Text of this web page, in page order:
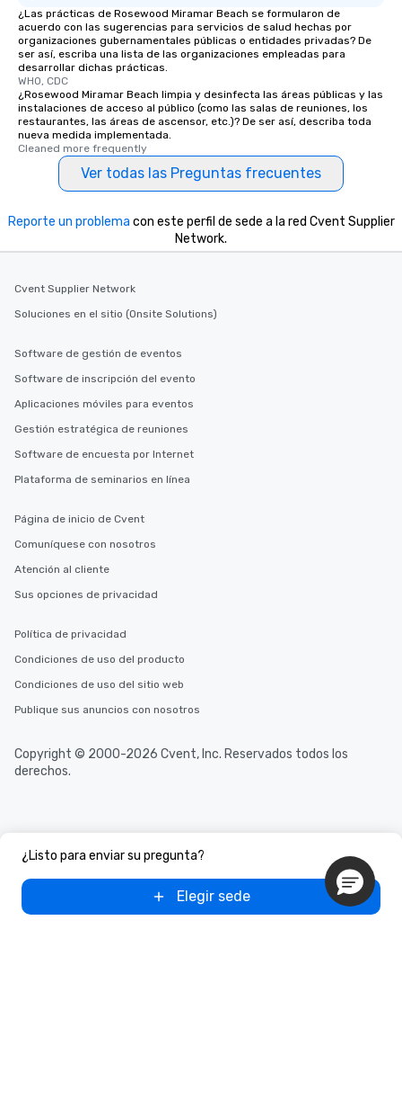
¿Las prácticas de Rosewood Miramar Beach se formularon de
acuerdo con las sugerencias para servicios de salud hechas por
organizaciones gubernamentales públicas o entidades privadas? De
ser así, escriba una lista de las organizaciones empleadas para
desarrollar dichas prácticas.
WHO, CDC
¿Rosewood Miramar Beach limpia y desinfecta las áreas públicas y las
instalaciones de acceso al público (como las salas de reuniones, los
restaurantes, las áreas de ascensor, etc.)? De ser así, describa toda
nueva medida implementada.
Cleaned more frequently
Ver todas las Preguntas frecuentes
¿Listo para enviar su pregunta?
Elegir sede
Reporte un problema con este perfil de sede a la red Cvent Supplier
Network.
Cvent Supplier Network
Soluciones en el sitio (Onsite Solutions)
Software de gestión de eventos
Software de inscripción del evento
Aplicaciones móviles para eventos
Gestión estratégica de reuniones
Software de encuesta por Internet
Plataforma de seminarios en línea
Página de inicio de Cvent
Comuníquese con nosotros
Atención al cliente
Sus opciones de privacidad
Política de privacidad
Condiciones de uso del producto
Condiciones de uso del sitio web
Publique sus anuncios con nosotros
Copyright © 2000-2026 Cvent, Inc. Reservados todos los
derechos.